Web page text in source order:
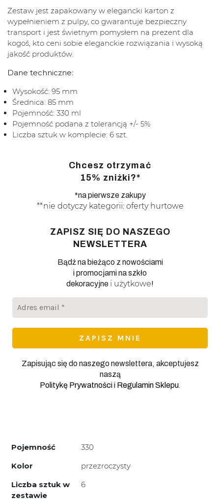
Zestaw jest zapakowany w elegancki karton z
wypełnieniem z pulpy, co gwarantuje bezpieczny
transport i jest świetnym pomysłem na prezent dla
kogoś, kto ceni sobie eleganckie rozwiązania i wysoką
jakość produktów.
Dane techniczne:
Wysokość: 95 mm
Średnica: 85 mm
Pojemność: 330 ml
Pojemność podana z tolerancją +/- 5%
Liczba sztuk w komplecie: 6 szt.
Chcesz otrzymać
15% zniżki?*
*na pierwsze zakupy
**nie dotyczy kategorii: oferty hurtowe
ZAPISZ SIĘ DO NASZEGO
NEWSLETTERA
Bądź na bieżąco z nowościami
i promocjami na szkło
dekoracyjne i użytkowe!
Zapisując się do naszego newslettera, akceptujesz
naszą
Politykę Prywatnościi Regulamin Sklepu
Pojemność
330
Kolor
przezroczysty
Liczba sztuk w
zestawie
6